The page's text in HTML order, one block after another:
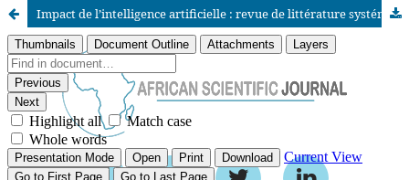
Impact de l’intelligence artificielle : revue de littérature systématique